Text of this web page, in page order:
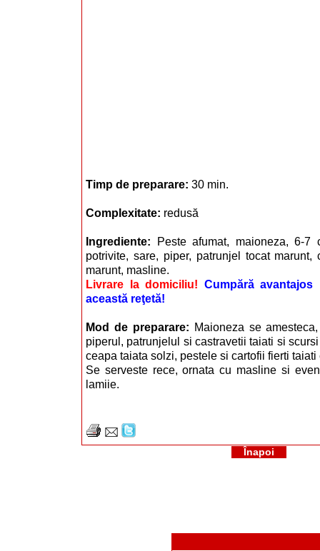
Timp de preparare: 30 min.
Complexitate: redusă
Ingrediente: Peste afumat, maioneza, 6-7
potrivite, sare, piper, patrunjel tocat marunt,
marunt, masline.
Livrare la domiciliu! Cumpără avantajos
această reţetă!
Mod de preparare: Maioneza se
piperul, patrunjelul si castravetii taiati si
ceapa taiata solzi, pestele si cartofii fierti taiati
Se serveste rece, ornata cu masline si
lamiie.
Înapoi